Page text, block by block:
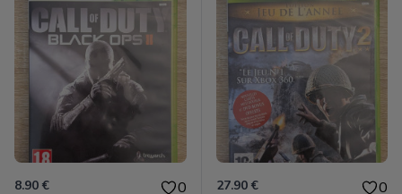
8.90 € 0 27.90 € 0